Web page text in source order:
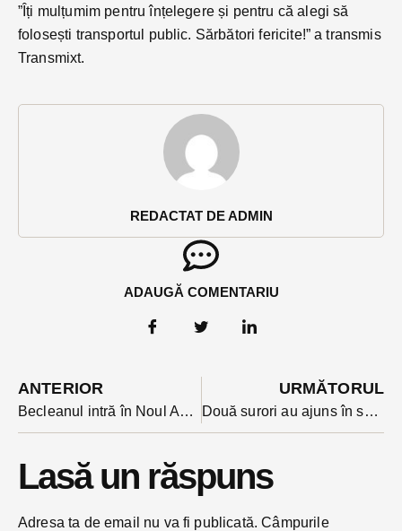
REDACTAT DE ADMIN
ADAUGĂ COMENTARIU
”Îți mulțumim pentru înțelegere și pentru că alegi să
folosești transportul public. Sărbători fericite!” a transmis
Transmixt.
ANTERIOR
Becleanul intră în Noul An, 2025, cu focuri de artificii
URMĂTORUL
Două surori au ajuns în spital, una la Bucuresti, alta la Bistrița după ce s-au ars cu apă clocotită
Lasă un răspuns
Adresa ta de email nu va fi publicată. Câmpurile